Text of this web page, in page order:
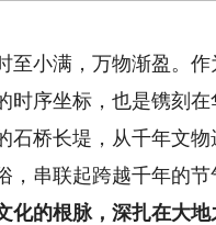
小满，万物渐盈。作
时序坐标，也是镌刻
石桥长堤，从千年文
，串联起跨越千年的
化的根脉，深扎在大地